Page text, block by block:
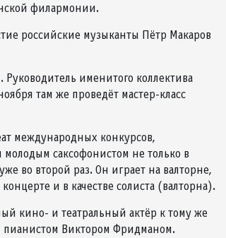
филармонии.
российские музыканты Пётр Макаров
именитого коллектива
там же проведёт мастер-класс
международных конкурсов,
саксофонистом не только в
во второй раз. Он играет на валторне,
и в качестве солиста (валторна).
кино- и театральный актёр к тому же
пианистом Виктором Фридманом.